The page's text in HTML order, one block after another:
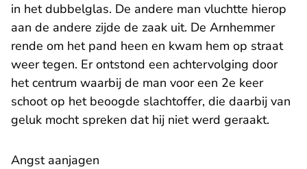
in het dubbelglas. De andere man vluchtte hierop
aan de andere zijde de zaak uit. De Arnhemmer
rende om het pand heen en kwam hem op straat
weer tegen. Er ontstond een achtervolging door
het centrum waarbij de man voor een 2e keer
schoot op het beoogde slachtoffer, die daarbij van
geluk mocht spreken dat hij niet werd geraakt.
Angst aanjagen